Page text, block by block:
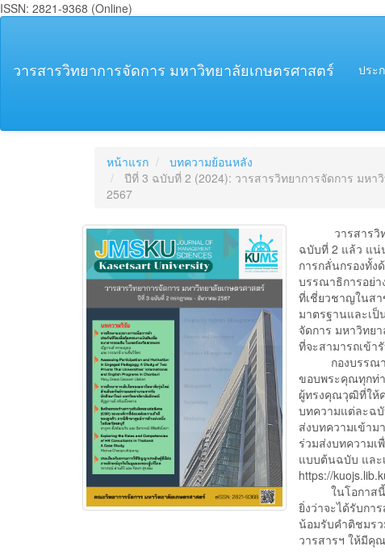
ISSN: 2821-9368 (Online)
วารสารวิทยาการจัดการ มหาวิทยาลัยเกษตรศาสตร์ ประ
หน้าแรก
บทความย้อนหลัง
ปีที่ 3 ฉบับที่ 2 (2024): วารสารวิทยาการจัดการ มห
2567
วารสารวิทยา
ฉบับที่ 2 แล้ว แน่
การกลั่นกรองทั้ง
บรรณาธิการอย่า
ที่เชี่ยวชาญในสา
มาตรฐานและเ
จัดการ มหาวิทย
ที่จะสามารถเข้า
กองบรรณาธิก
ขอบพระคุณทุกท่
ผู้ทรงคุณวุฒิที่ให้
บทความแต่ละฉ
ส่งบทความเข้า
ร่วมส่งบทความ
แบบต้นฉบับ และ
https://
ในโอกาสนี้ขอ
ยิ่งว่าจะได้รับกา
น้อมรับคำติชมร
วารสารฯ ให้มีคุ